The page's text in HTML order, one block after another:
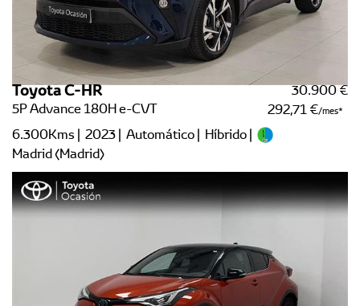
Toyota C-HR
5P Advance 180H e-CVT
30.900 €
292,71 €/mes
6.300Kms | 2023 | Automático | Híbrido |
Madrid (Madrid)